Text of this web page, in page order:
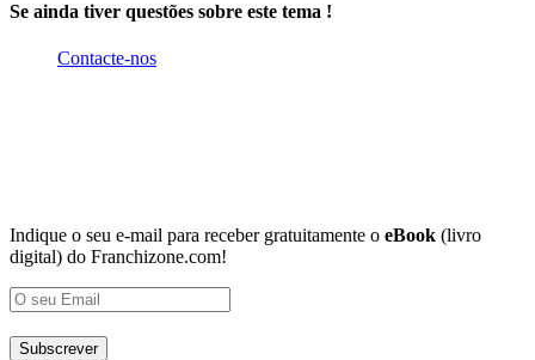
Se ainda tiver questões sobre este tema !
Contacte-nos
Indique o seu e-mail para receber gratuitamente o eBook (livro
digital) do Franchizone.com!